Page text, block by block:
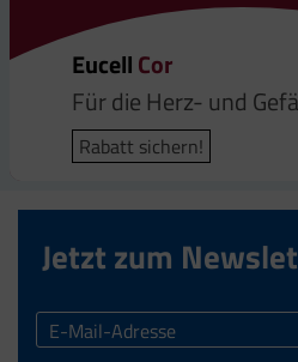
EucellCor
Für die Herz- und
Rabatt sichern!
EucellMagnesium-,
Energie | Herz |
Rabatt sichern!
EucellOmega
Omega-3-Fettsäuren
Rabatt sichern!
EucellQ10 Plus
Energiestoffwechsel
Rabatt sichern!
Jetzt zum